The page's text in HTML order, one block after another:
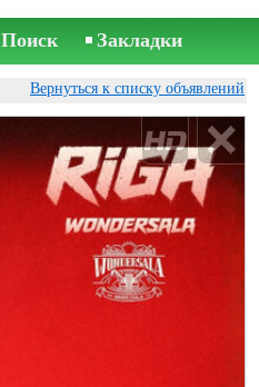
Поиск Закладки
Вернуться к списку объявлений